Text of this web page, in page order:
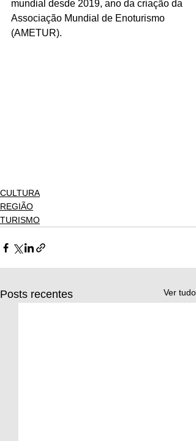
mundial desde 2019, ano da criação da
Associação Mundial de Enoturismo
(AMETUR).
CULTURA
REGIÃO
TURISMO
Posts recentes Ver tudo